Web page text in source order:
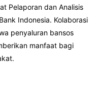
Pelaporan dan Analisis
Indonesia. Kolaborasi
penyaluran bansos
manfaat bagi